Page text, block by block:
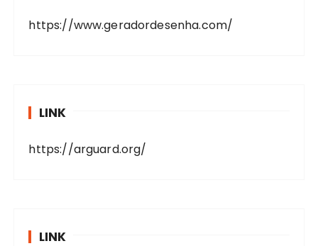
https://www.geradordesenha.com/
LINK
https://arguard.org/
LINK